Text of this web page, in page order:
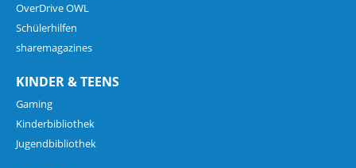
OverDrive OWL
Schülerhilfen
sharemagazines
KINDER & TEENS
Gaming
Kinderbibliothek
Jugendbibliothek